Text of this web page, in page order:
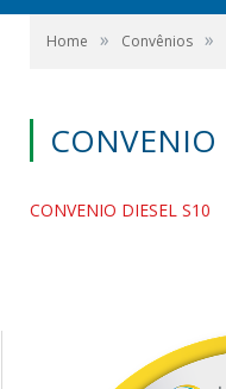
Home » Convênios »
CONVENIO
CONVENIO DIESEL S10